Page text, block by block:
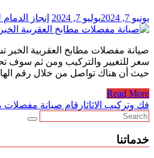
يونيو 7, 2024 يوليو 7, 2024 إنجاز
صيانة مفصلات مطابخ العقربية
سعر للتغيير والتركيب ومن ثم سوف
حيث أن هناك تواصل من خلال رقم
Read More
فك وتركيب الاثاثارقام صيانة مفصلات
خدماتنا